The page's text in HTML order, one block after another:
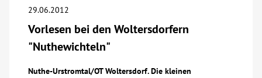
Beratung & Hilfe
Begegnung
29.06.2012
Vorlesen bei den Woltersdorfern
"Nuthewichteln"
Nuthe-Urstromtal/OT Woltersdorf. Die kleinen